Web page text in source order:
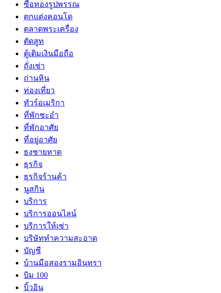
ซื้อทองรูปพรรณ
ตกแต่งคอนโด
ตลาดพระเครื่อง
ตัดสูท
ตู้เติมเงินมือถือ
ถั่งเช่า
ถ่านหิน
ท่องเที่ยว
ทัวร์อเมริกา
ที่พักชะอำ
ที่พักอาศัย
ที่อยู่อาศัย
ธงชายหาด
ธุรกิจ
ธุรกิจร้านค้า
นูสกิน
บริการ
บริการออนไลน์
บริการให้เช่า
บริษัททำความสะอาด
บัญชี
บ้านมือสองรามอินทรา
บิม 100
บิ้วอิน